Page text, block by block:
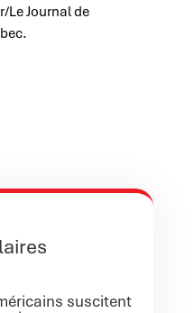
Le Journal de
suscitent